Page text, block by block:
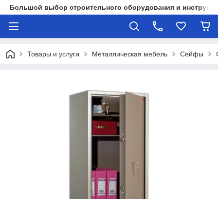
Большой выбор строительного оборудования и
Товары и услуги Металлическая мебель Сейфы